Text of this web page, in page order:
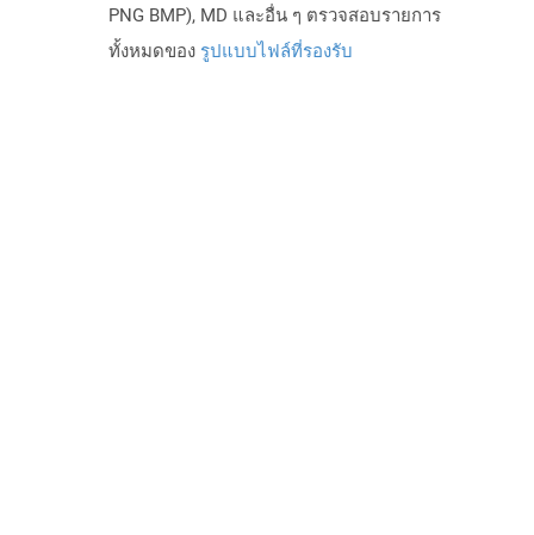
PNG BMP), MD และอื่น ๆ ตรวจสอบรายการ
ทั้งหมดของ รูปแบบไฟล์ที่รองรับ